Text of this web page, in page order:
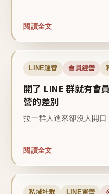
閱讀全文
LINE運營 會員經營
開了 LINE 群就有會
營的差別
拉一群人進來卻沒人開口
閱讀全文